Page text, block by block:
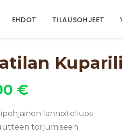
EHDOT TILAUSOHJEET
€
lannoiteliuos
torjumiseen